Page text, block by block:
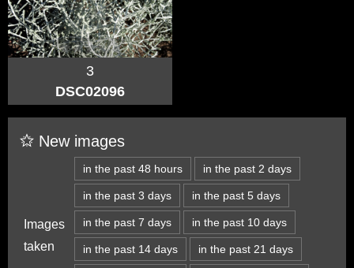
3
DSC02096
New images
Images
taken
in the past 48 hours in the past 2 days
in the past 3 days in the past 5 days
in the past 7 days in the past 10 days
in the past 14 days in the past 21 days